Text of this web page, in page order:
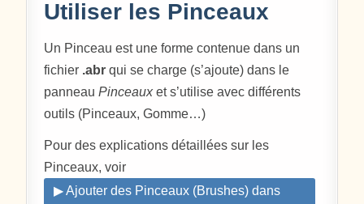
Utiliser les Pinceaux
Un Pinceau est une forme contenue dans un
fichier .abr qui se charge (s’ajoute) dans le
panneauPinceauxet s’utilise avec différents
outils (Pinceaux, Gomme…)
Pour des explications détaillées sur les
Pinceaux, voir
▶ Ajouter des Pinceaux (Brushes) dans